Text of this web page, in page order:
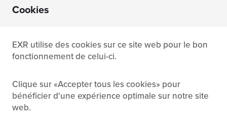
Cookies
EXR utilise des cookies sur ce site web pour le bon
fonctionnement de celui-ci.
Clique sur Accepter tous les cookies pour
bénéficier d'une expérience optimale sur notre site
web.
Family plan
Is there a limit to the number of members
joining a family plan?
How do I upgrade my subscription with the